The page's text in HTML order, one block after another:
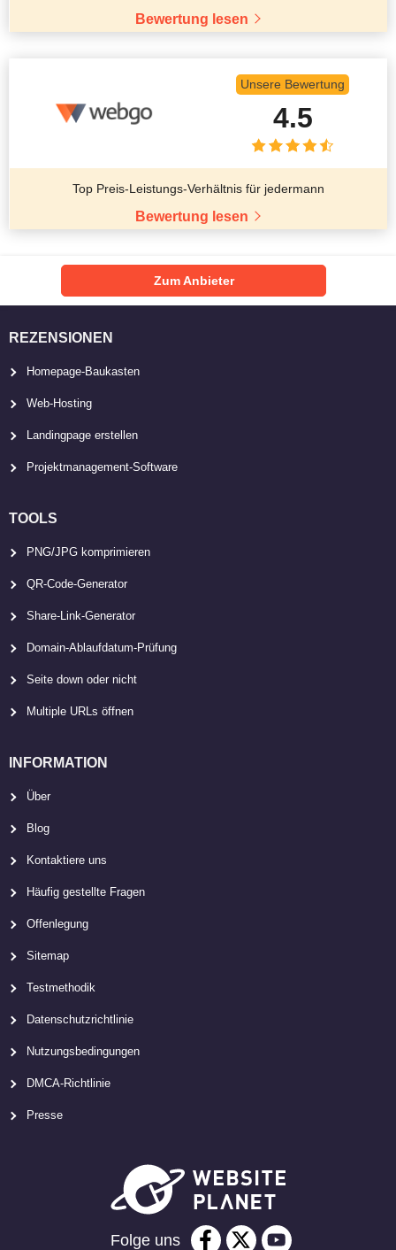
Bewertung lesen
Unsere Bewertung
4.5
Top Preis-Leistungs-Verhältnis für jedermann
Bewertung lesen
Zum Anbieter
REZENSIONEN
Homepage-Baukasten
Web-Hosting
Landingpage erstellen
Projektmanagement-Software
TOOLS
PNG/JPG komprimieren
QR-Code-Generator
Share-Link-Generator
Domain-Ablaufdatum-Prüfung
Seite down oder nicht
Multiple URLs öffnen
INFORMATION
Über
Blog
Kontaktiere uns
Häufig gestellte Fragen
Offenlegung
Sitemap
Testmethodik
Datenschutzrichtlinie
Nutzungsbedingungen
DMCA-Richtlinie
Presse
Folge uns